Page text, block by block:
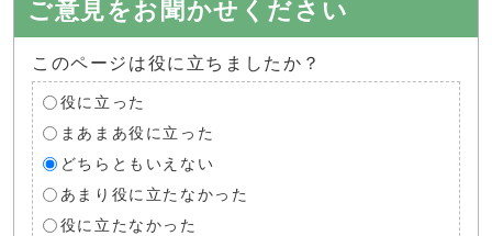
ご意見をお聞かせください
このページは役に立ちましたか？
役に立った
まあまあ役に立った
どちらともいえない
あまり役に立たなかった
役に立たなかった